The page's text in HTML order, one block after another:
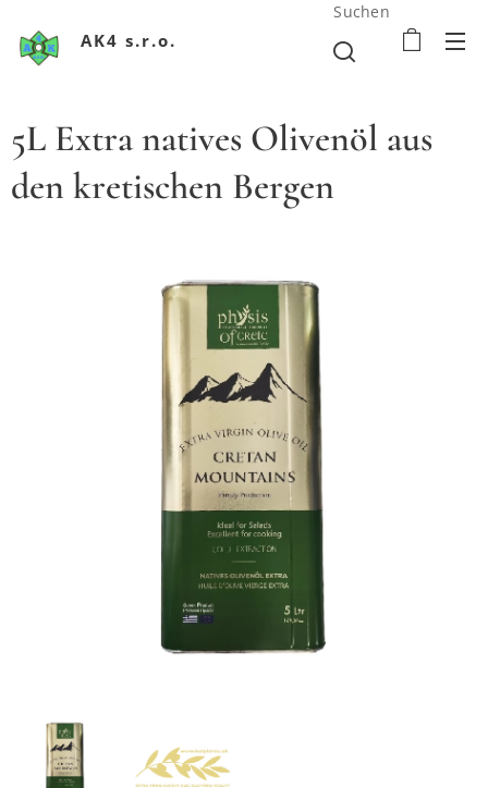
AK4 s.r.o.
Suchen
5L Extra natives Olivenöl aus
den kretischen Bergen